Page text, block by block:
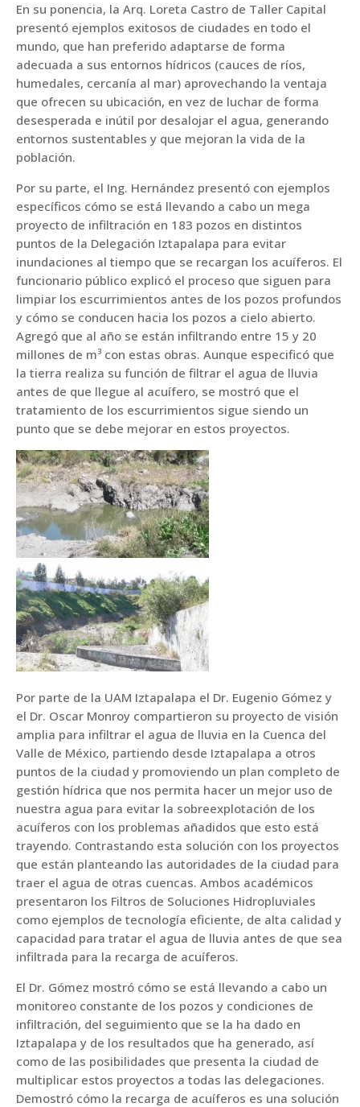
En su ponencia, la Arq. Loreta Castro de Taller Capital
presentó ejemplos exitosos de ciudades en todo el
mundo, que han preferido adaptarse de forma
adecuada a sus entornos hídricos (cauces de ríos,
humedales, cercanía al mar) aprovechando la ventaja
que ofrecen su ubicación, en vez de luchar de forma
desesperada e inútil por desalojar el agua, generando
entornos sustentables y que mejoran la vida de la
población.
Por su parte, el Ing. Hernández presentó con ejemplos
específicos cómo se está llevando a cabo un mega
proyecto de infiltración en 183 pozos en distintos
puntos de la Delegación Iztapalapa para evitar
inundaciones al tiempo que se recargan los acuíferos. El
funcionario público explicó el proceso que siguen para
limpiar los escurrimientos antes de los pozos profundos
y cómo se conducen hacia los pozos a cielo abierto.
Agregó que al año se están infiltrando entre 15 y 20
millones de m³ con estas obras. Aunque especificó que
la tierra realiza su función de filtrar el agua de lluvia
antes de que llegue al acuífero, se mostró que el
tratamiento de los escurrimientos sigue siendo un
punto que se debe mejorar en estos proyectos.
Por parte de la UAM Iztapalapa el Dr. Eugenio Gómez y
el Dr. Oscar Monroy compartieron su proyecto de visión
amplia para infiltrar el agua de lluvia en la Cuenca del
Valle de México, partiendo desde Iztapalapa a otros
puntos de la ciudad y promoviendo un plan completo de
gestión hídrica que nos permita hacer un mejor uso de
nuestra agua para evitar la sobreexplotación de los
acuíferos con los problemas añadidos que esto está
trayendo. Contrastando esta solución con los proyectos
que están planteando las autoridades de la ciudad para
traer el agua de otras cuencas. Ambos académicos
presentaron los Filtros de Soluciones Hidropluviales
como ejemplos de tecnología eficiente, de alta calidad y
capacidad para tratar el agua de lluvia antes de que sea
infiltrada para la recarga de acuíferos.
El Dr. Gómez mostró cómo se está llevando a cabo un
monitoreo constante de los pozos y condiciones de
infiltración, del seguimiento que se la ha dado en
Iztapalapa y de los resultados que ha generado, así
como de las posibilidades que presenta la ciudad de
multiplicar estos proyectos a todas las delegaciones.
Demostró cómo la recarga de acuíferos es una solución